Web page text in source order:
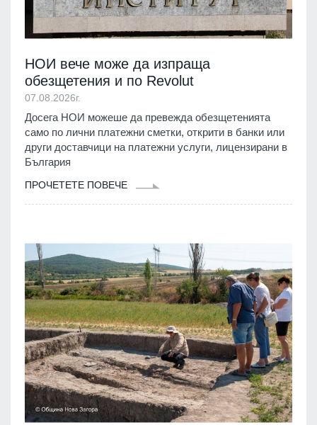
НОИ вече може да изпраща
обезщетения и по Revolut
07.08.2026г.
Досега НОИ можеше да превежда обезщетенията
само по лични платежни сметки, открити в банки или
други доставчици на платежни услуги, лицензирани в
България
ПРОЧЕТЕТЕ ПОВЕЧЕ